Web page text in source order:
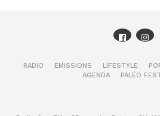
RADIO EMISSIONS LIFESTYLE
AGENDA
PALÉO